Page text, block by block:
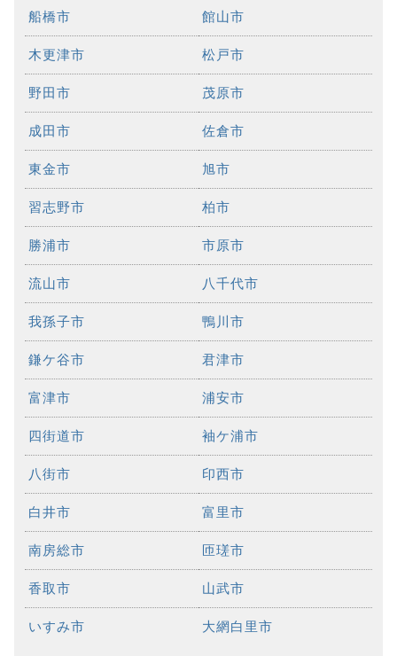
船橋市 館山市
木更津市 松戸市
野田市 茂原市
成田市 佐倉市
東金市 旭市
習志野市 柏市
勝浦市 市原市
流山市 八千代市
我孫子市 鴨川市
鎌ケ谷市 君津市
富津市 浦安市
四街道市 袖ケ浦市
八街市 印西市
白井市 富里市
南房総市 匝瑳市
香取市 山武市
いすみ市 大網白里市